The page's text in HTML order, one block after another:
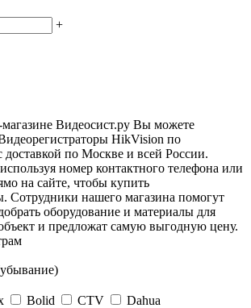
+
Видеосист.ру Вы можете
Видеорегистраторы HikVision по
по Москве и всей России.
номер контактного телефона или
на сайте, чтобы купить
Сотрудники нашего магазина помогут
оборудование и материалы для
и предложат самую выгодную цену.
Bolid CTV
Dahua